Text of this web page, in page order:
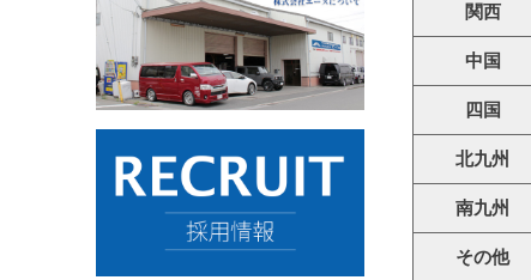
関西
中国
四国
北九州
南九州
その他